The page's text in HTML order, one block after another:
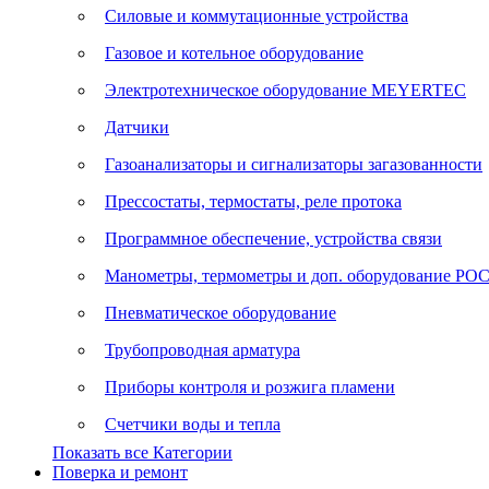
Силовые и коммутационные устройства
Газовое и котельное оборудование
Электротехническое оборудование MEYERTEC
Датчики
Газоанализаторы и сигнализаторы загазованности
Прессостаты, термостаты, реле протока
Программное обеспечение, устройства связи
Манометры, термометры и доп. оборудование
Пневматическое оборудование
Трубопроводная арматура
Приборы контроля и розжига пламени
Счетчики воды и тепла
Показать все Категории
Поверка и ремонт